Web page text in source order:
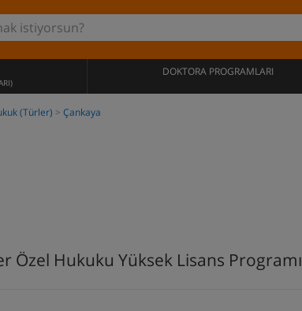
DOKTORA PROGRAMLARI
(Türler) Çankaya
Özel Hukuku Yüksek Lisans Programı